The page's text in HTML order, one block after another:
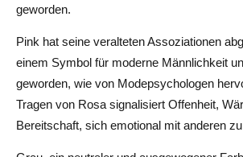
geworden.
Pink hat seine veralteten Assoziationen
einem Symbol für moderne Männlichkeit
geworden, wie von Modepsychologen
Tragen von Rosa signalisiert Offenheit,
Bereitschaft, sich emotional mit anderen